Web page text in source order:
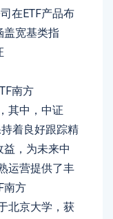
在ETF产品布
盖宽基类指
南方
其中，中证
着良好跟踪精
，为未来中
运营提供了丰
南方
北京大学，获